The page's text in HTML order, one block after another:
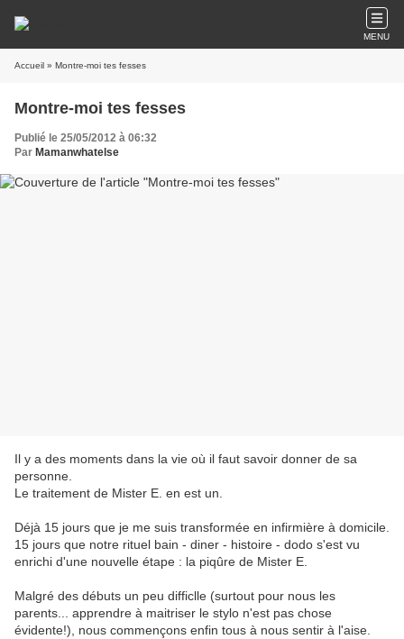
MENU
Accueil » Montre-moi tes fesses
Montre-moi tes fesses
Publié le 25/05/2012 à 06:32
Par Mamanwhatelse
Il y a des moments dans la vie où il faut savoir donner de sa
personne.
Le traitement de Mister E. en est un.
Déjà 15 jours que je me suis transformée en infirmière à domicile.
15 jours que notre rituel bain - diner - histoire - dodo s'est vu
enrichi d'une nouvelle étape : la piqûre de Mister E.
Malgré des débuts un peu difficlle (surtout pour nous les
parents... apprendre à maitriser le stylo n'est pas chose
évidente!), nous commençons enfin tous à nous sentir à l'aise.